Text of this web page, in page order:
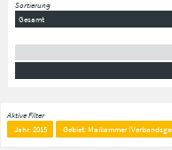
Sortierung
Gesamt
Aktive Filter
Jahr: 2015
Gebiet: Maikammer